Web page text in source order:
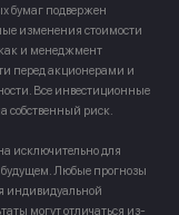
бумаг подвержен
изменения стоимости
и менеджмент
перед акционерами и
Все инвестиционные
собственный риск.
исключительно для
будущем. Любые прогнозы
индивидуальной
могут отличаться из-